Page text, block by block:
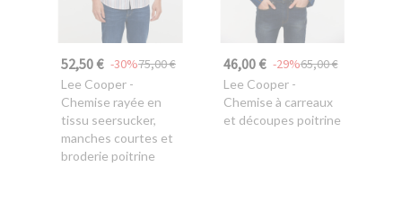
52,50 € 75,00 €
-30%
Lee Cooper -
Chemise rayée en
tissu seersucker,
manches courtes et
broderie poitrine
46,00 € 65,00 €
-29%
Lee Cooper-
Chemise à carreaux
et découpes poitrine